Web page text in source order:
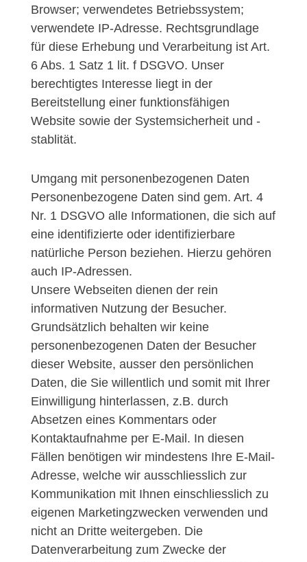
Browser; verwendetes Betriebssystem;
verwendete IP-Adresse. Rechtsgrundlage
für diese Erhebung und Verarbeitung ist Art.
6 Abs. 1 Satz 1 lit. f DSGVO. Unser
berechtigtes Interesse liegt in der
Bereitstellung einer funktionsfähigen
Website sowie der Systemsicherheit und -
stablität.
Umgang mit personenbezogenen Daten
Personenbezogene Daten sind gem. Art. 4
Nr. 1 DSGVO alle Informationen, die sich auf
eine identifizierte oder identifizierbare
natürliche Person beziehen. Hierzu gehören
auch IP-Adressen.
Unsere Webseiten dienen der rein
informativen Nutzung der Besucher.
Grundsätzlich behalten wir keine
personenbezogenen Daten der Besucher
dieser Website, ausser den persönlichen
Daten, die Sie willentlich und somit mit Ihrer
Einwilligung hinterlassen, z.B. durch
Absetzen eines Kommentars oder
Kontaktaufnahme per E-Mail. In diesen
Fällen benötigen wir mindestens Ihre E-Mail-
Adresse, welche wir ausschliesslich zur
Kommunikation mit Ihnen einschliesslich zu
eigenen Marketingzwecken verwenden und
nicht an Dritte weitergeben. Die
Datenverarbeitung zum Zwecke der